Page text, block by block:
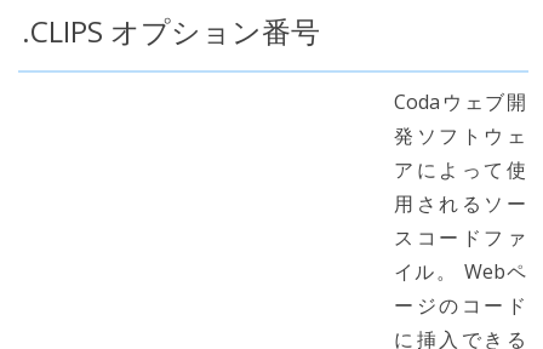
.CLIPS オプション番号
Codaウェブ開
発ソフトウェ
アによって使
用されるソー
スコードファ
イル。 Webペ
ージのコード
に挿入できる